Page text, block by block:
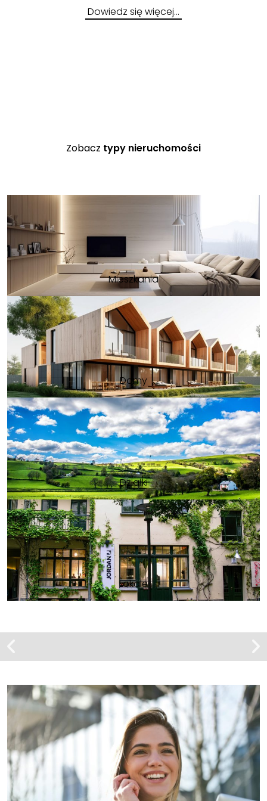
Dowiedz się więcej…
Zobacz typy nieruchomości
Mieszkania
Domy
Działki
Lokale
Mieszkanie | Wynajem
Lewandowskiego
Kawalerka z balkonem i miejscem